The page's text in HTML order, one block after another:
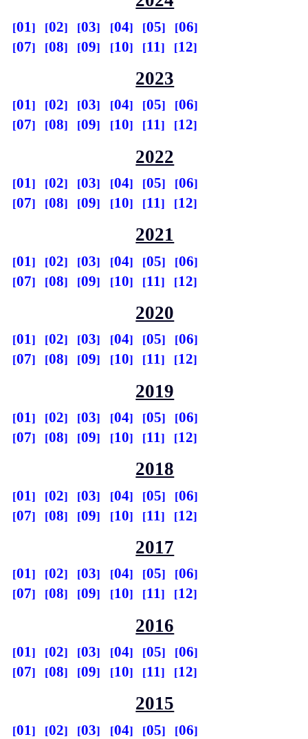
01 02 03 04 05
06
07
08 09 10 11 12
2023
01 02 03 04 05
06
07
08 09 10 11 12
2022
01 02 03 04 05
06
07
08 09 10 11 12
2021
01 02 03 04 05
06
07
08 09 10 11 12
2020
01 02 03 04 05
06
07
08 09 10 11 12
2019
01 02 03 04 05
06
07
08 09 10 11 12
2018
01 02 03 04 05
06
07
08 09 10 11 12
2017
01 02 03 04 05
06
07
08 09 10 11 12
2016
01 02 03 04 05
06
07
08 09 10 11 12
2015
01 02 03 04 05
06